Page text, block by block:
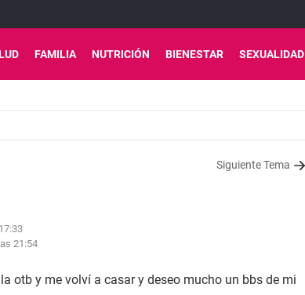
FAMILIA NUTRICIÓN BIENESTAR SEXUALIDAD
Siguiente Tema
21:54
otb y me volví a casar y deseo mucho un bbs de mi